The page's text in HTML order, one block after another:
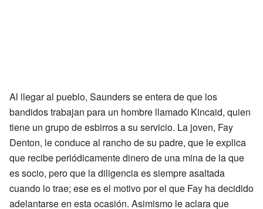
Al llegar al pueblo, Saunders se entera de que los
bandidos trabajan para un hombre llamado Kincaid, quien
tiene un grupo de esbirros a su servicio. La joven, Fay
Denton, le conduce al rancho de su padre, que le explica
que recibe periódicamente dinero de una mina de la que
es socio, pero que la diligencia es siempre asaltada
cuando lo trae; ese es el motivo por el que Fay ha decidido
adelantarse en esta ocasión. Asimismo le aclara que